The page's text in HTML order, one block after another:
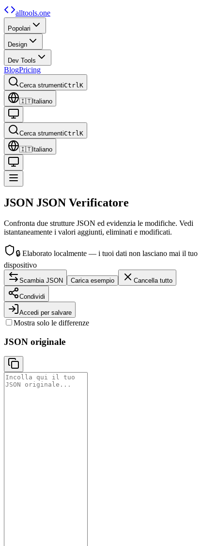
alltools.one
Popolari
Design
Dev Tools
BlogPricing
Cerca strumentiCtrlK
🇮🇹Italiano
Cerca strumentiCtrlK
🇮🇹Italiano
JSON JSON Verificatore
Confronta due strutture JSON ed evidenzia le modifiche. Vedi
istantaneamente i valori aggiunti, eliminati e modificati.
🔒 Elaborato localmente — i tuoi dati non lasciano mai il tuo
dispositivo
Scambia JSON Carica esempio Cancella tutto
Condividi
Accedi per salvare
Mostra solo le differenze
JSON originale